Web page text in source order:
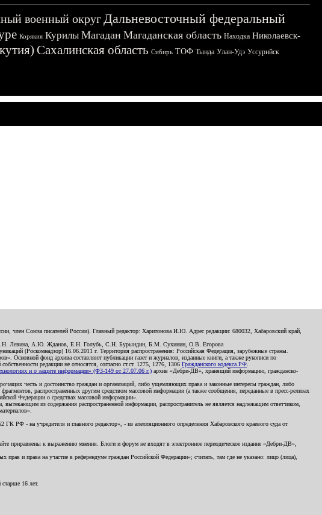
военный округДальневосточный федеральный
Корякия Курилы Магадан Магаданская область Находка Николаевск-
Сахалинская область Сибирь ТОФ Тында Улан-Удэ Уссурийск
член Союза писателей России). Главный редактор: Харитонова И.Ю. Адрес редакции: 680032, Хабаровский край,
Л.Н. Левина, А.Ю. Жданов, Е.Н. Голубь, С.Н. Бурындин, Б.М. Сухинин, О.В. Егорова
(Роскомнадзор) 16.06.2011 г. Территория распространения: Российская Федерация, зарубежные страны.
Основной фонд архива составляют публикации газет и журналов, изданные книги, а также рукописи по
редакции не относятся, согласно ст.ст. 1275, 1276, 1306 Гражданского кодекса РФ
и о защите информации» (ФЗ-149 от 27.07.06 г.) архив «Дебри-ДВ», хранящий информацию, гражданско-
честь и достоинство граждан и организаций, либо ущемляющих права и законные интересы граждан, либо
распространенных другим средством массовой информации (а также сообщения, переданные в пресс-релизах
Федерации о средствах массовой информации».
из содержания распространенной информации, распространитель не является надлежащим ответчиком,
РФ - на учредителя и главного редактор», - из апелляционного определения Хабаровского краевого суда от
приравнены к выражению мнения. Блоги и форум не входят в электронное периодическое издание «Дебри-ДВ»,
и права на участие в референдуме граждан Российской Федерации»; считать, там где не указано: лицо (лица),
16 лет.